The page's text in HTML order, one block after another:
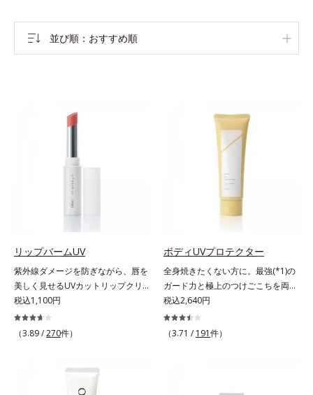
並び順 おすすめ順
リップバームUV
紫外線ダメージを防ぎながら、唇を
美しく見せるUVカットリップクリ
ーム。UV対策を忘れがちな唇に。
紫外線をカットしながら、顔色をパ
ッと明るく見せるUVカットリップ
乾燥を引き起こしがち。そこで
SPF25・PA++のUVカット効果のあ
税込1,100円
（3.89 /270件）
ボディUVプロテクター
全身焼きたくない方に。最強(*1)の
ガード力と極上のつけごこちを両
立。“肌を整える”日焼け止め。絶対
に焼きたくない方に。SPF50+・
PA++++。最強(*1)のガード力を持
税込2,640円
（3.71 / 191件）